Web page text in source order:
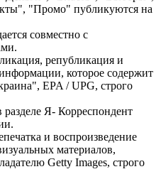
"Промо" публикуются на
совместно с
републикация и
которое содержит
EPA / UPG, строго
Я- Корреспондент
и воспроизведение
материалов,
Getty Images, строго